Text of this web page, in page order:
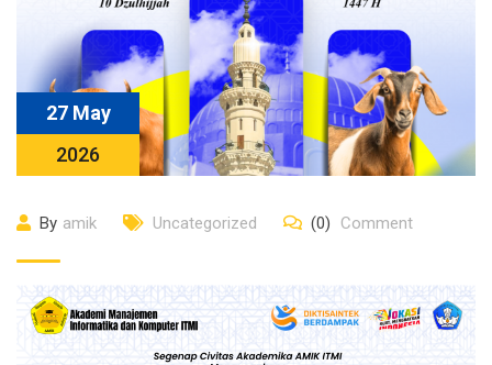
27 May
2026
By amik Uncategorized (0) Comment